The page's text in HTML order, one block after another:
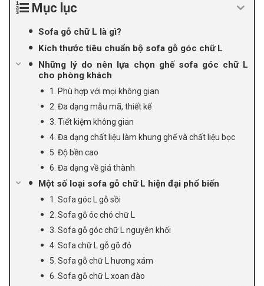
Mục lục
Sofa gỗ chữ L là gì?
Kích thước tiêu chuẩn bộ sofa gỗ góc chữ L
Những lý do nên lựa chọn ghế sofa góc chữ L
cho phòng khách
1. Phù hợp với mọi không gian
2. Đa dạng mẫu mã, thiết kế
3. Tiết kiệm không gian
4. Đa dạng chất liệu làm khung ghế và chất liệu bọc
5. Độ bền cao
6. Đa dạng về giá thành
Một số loại sofa gỗ chữ L hiện đại phổ biến
1. Sofa góc L gỗ sồi
2. Sofa gỗ óc chó chữ L
3. Sofa gỗ góc chữ L nguyên khối
4. Sofa chữ L gỗ gõ đỏ
5. Sofa gỗ chữ L hương xám
6. Sofa gỗ chữ L xoan đào